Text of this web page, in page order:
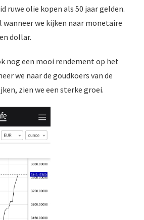
ruwe olie kopen als 50 jaar gelden.
wanneer we kijken naar monetaire
dollar.
nog een mooi rendement op het
we naar de goudkoers van de
zien we een sterke groei.